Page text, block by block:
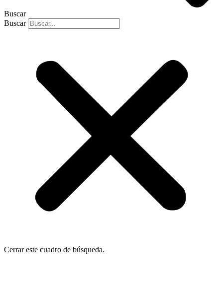
Buscar
Buscar
Cerrar este cuadro de búsqueda.